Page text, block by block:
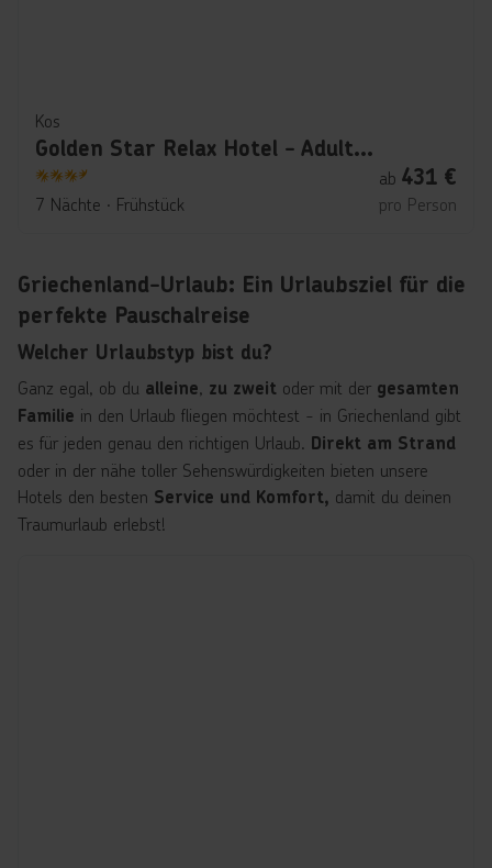
Kos
Golden Star Relax Hotel - Adults Only (+16)
3.5
7 Nächte ∙ Frühstück
ab 431 €
pro Person
Griechenland-Urlaub: Ein Urlaubsziel für die
perfekte Pauschalreise
Welcher Urlaubstyp bist du?
Ganz egal, ob du alleine, zu zweit oder mit der gesamten
Familie in den Urlaub fliegen möchtest - in Griechenland gibt
es für jeden genau den richtigen Urlaub. Direkt am Strand
oder in der nähe toller Sehenswürdigkeiten bieten unsere
Hotels den besten Service und Komfort, damit du deinen
Traumurlaub erlebst!